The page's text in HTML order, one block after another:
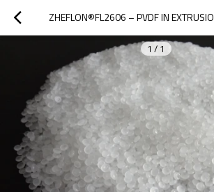
1 / 1